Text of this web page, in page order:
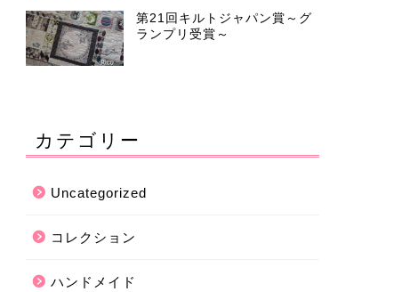
第21回キルトジャパン賞～グ
ランプリ受賞～
カテゴリー
Uncategorized
コレクション
ハンドメイド